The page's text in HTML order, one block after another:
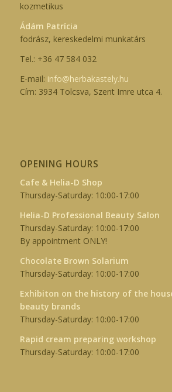
kozmetikus
Ádám Patrícia
fodrász, kereskedelmi munkatárs
Tel.: +36 47 584 032
E-mail: info@herbakastely.hu
Cím: 3934 Tolcsva, Szent Imre utca 4.
OPENING HOURS
Cafe & Helia-D Shop
Thursday-Saturday: 10:00-17:00
Helia-D Professional Beauty Salon
Thursday-Saturday: 10:00-17:00
By appointment ONLY!
Chocolate Brown Solarium
Thursday-Saturday: 10:00-17:00
Exhibiton on the history of the
beauty brands
Thursday-Saturday: 10:00-17:00
Rapid cream preparing workshop
Thursday-Saturday: 10:00-17:00